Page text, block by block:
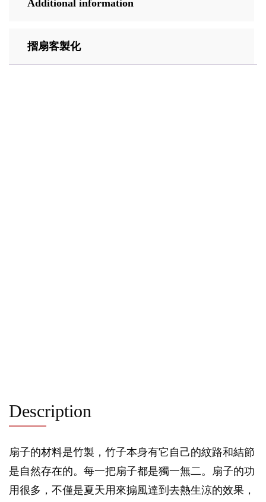
Additional information
摺扇客製化
Description
扇子的材料是竹製，竹子本身有它自己的紋路和結節
是自然存在的。每一把扇子都是獨一無二。扇子的功
用很多，不僅是夏天用來搧風達到去熱生涼的效果，